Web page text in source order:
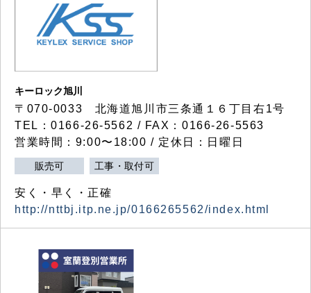
キーロック旭川
〒070-0033 北海道旭川市三条通１６丁目右1号
TEL：0166-26-5562 / FAX：0166-26-5563
営業時間：9:00〜18:00 / 定休日：日曜日
販売可 工事・取付可
安く・早く・正確
http://nttbj.itp.ne.jp/0166265562/index.html